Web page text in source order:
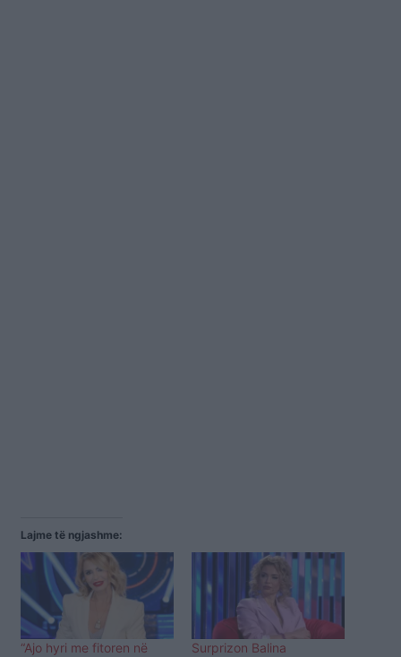
Lajme të ngjashme:
“Ajo hyri me fitoren në
Surprizon Balina